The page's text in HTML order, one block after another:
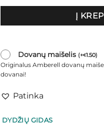
Į
Dovanų maišelis (+€1.50)
Originalus Amberell dovanų
dovanai!
Patinka
DYDŽIŲ GIDAS